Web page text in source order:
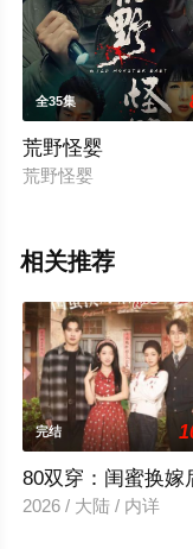
全35集
荒野怪婴
荒野怪婴
相关推荐
完结
80双穿：闺蜜换嫁
2026 / 大陆 / 内详